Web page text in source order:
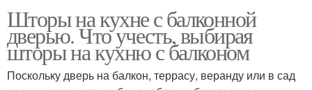
Шторы на кухне с балконной
дверью. Что учесть, выбирая
шторы на кухню с балконом
Поскольку дверь на балкон, террасу, веранду или в сад